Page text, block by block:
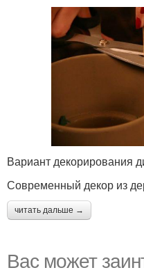
Вариант декорирования
Современный декор из
читать дальше →
Вас может